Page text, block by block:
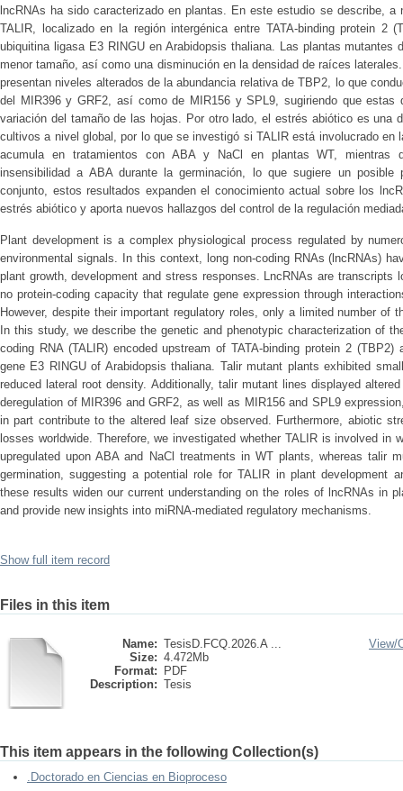
lncRNAs ha sido caracterizado en plantas. En este estudio se describe,
TALIR, localizado en la región intergénica entre TATA-binding protein 2
ubiquitina ligasa E3 RINGU en Arabidopsis thaliana. Las plantas mutantes
menor tamaño, así como una disminución en la densidad de raíces
presentan niveles alterados de la abundancia relativa de TBP2, lo que
del MIR396 y GRF2, así como de MIR156 y SPL9, sugiriendo que estas
variación del tamaño de las hojas. Por otro lado, el estrés abiótico es una
cultivos a nivel global, por lo que se investigó si TALIR está involucrado en
acumula en tratamientos con ABA y NaCl en plantas WT, mientras
insensibilidad a ABA durante la germinación, lo que sugiere un
conjunto, estos resultados expanden el conocimiento actual sobre los
estrés abiótico y aporta nuevos hallazgos del control de la regulación
Plant development is a complex physiological process regulated by
environmental signals. In this context, long non-coding RNAs (lncRNAs)
plant growth, development and stress responses. LncRNAs are transcripts
no protein-coding capacity that regulate gene expression through
However, despite their important regulatory roles, only a limited number of
In this study, we describe the genetic and phenotypic characterization of
coding RNA (TALIR) encoded upstream of TATA-binding protein 2
gene E3 RINGU of Arabidopsis thaliana. Talir mutant plants exhibited
reduced lateral root density. Additionally, talir mutant lines displayed
deregulation of MIR396 and GRF2, as well as MIR156 and SPL9
in part contribute to the altered leaf size observed. Furthermore, abiotic
losses worldwide. Therefore, we investigated whether TALIR is involved in
upregulated upon ABA and NaCl treatments in WT plants, whereas talir
germination, suggesting a potential role for TALIR in plant development
these results widen our current understanding on the roles of lncRNAs in
and provide new insights into miRNA-mediated regulatory mechanisms.
Show full item record
Files in this item
Name: TesisD.FCQ.2026.A ...
Size: 4.472Mb
Format:
PDF
Description: Tesis
View/
This item appears in the following Collection(s)
.Doctorado en Ciencias en Bioproceso